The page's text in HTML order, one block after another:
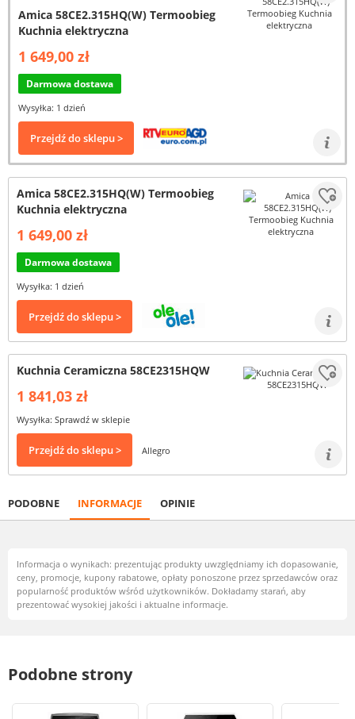
Amica 58CE2.315HQ(W) Termoobieg
Kuchnia elektryczna
1 649,00 zł
Darmowa dostawa
Wysyłka: 1 dzień
Przejdź do sklepu >
Amica 58CE2.315HQ(W) Termoobieg
Kuchnia elektryczna
1 649,00 zł
Darmowa dostawa
Wysyłka: 1 dzień
Przejdź do sklepu >
Kuchnia Ceramiczna 58CE2315HQW
1 841,03 zł
Wysyłka: Sprawdź w sklepie
Przejdź do sklepu > Allegro
PODOBNE INFORMACJE OPINIE
Informacja o wynikach: prezentując produkty uwzględniamy ich dopasowanie,
ceny, promocje, kupony rabatowe, opłaty ponoszone przez sprzedawców oraz
popularność produktów wśród użytkowników. Dokładamy starań, aby
prezentować wysokiej jakości i aktualne informacje.
Podobne strony